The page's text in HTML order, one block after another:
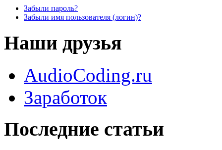
Забыли пароль?
Забыли имя пользователя (логин)?
Наши друзья
AudioCoding.ru
Заработок
Последние статьи